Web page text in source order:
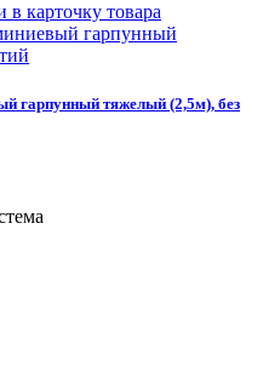
в карточку товара
гарпунный тяжелый (2,5м), без